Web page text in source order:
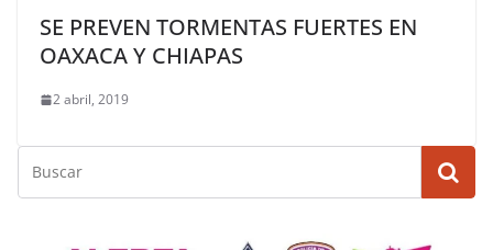
SE PREVEN TORMENTAS FUERTES EN
OAXACA Y CHIAPAS
2 abril, 2019